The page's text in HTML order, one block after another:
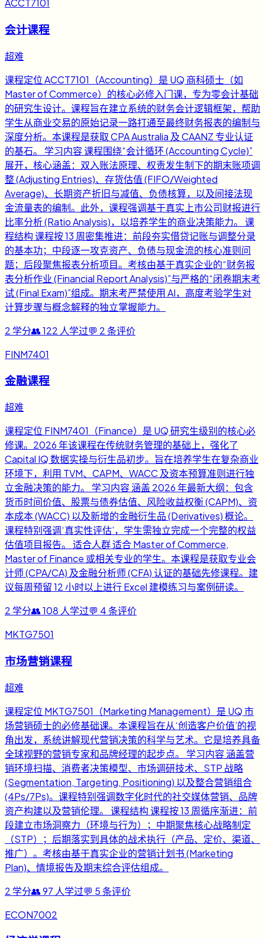
ACCT7101
会计课程
超难
课程定位 ACCT7101（Accounting）是 UQ 商科硕士（如
Master of Commerce）的核心必修入门课，专为零会计基础
的研究生设计。课程旨在建立系统的财务会计逻辑框架，帮助
学生从商业交易的原始记录一路打通至最终财务报表的编制与
深度分析。本课程是获取 CPA Australia 及 CAANZ 专业认证
的基石。 学习内容 课程围绕“会计循环 (Accounting Cycle)”
展开，核心涵盖：双入账法原理、权责发生制下的期末账项调
整 (Adjusting Entries)、存货估值 (FIFO/Weighted
Average)、长期资产折旧与减值、负债核算，以及间接法现
金流量表的编制。此外，课程强调基于真实上市公司财报进行
比率分析 (Ratio Analysis)，以培养学生的商业决策能力。 课
程结构 课程按 13 周密集推进：前段夯实借贷记账与调整分录
的基本功；中段逐一攻克资产、负债与现金流的核心准则问
题；后段聚焦报表分析项目。考核由基于真实企业的“财务报
表分析作业 (Financial Report Analysis)”与严格的“闭卷期末考
试 (Final Exam)”组成。期末考严禁使用 AI，高度考验学生对
计算步骤与概念解释的独立掌握能力。
2 学分👥122 人学过💬 2条评价
FINM7401
金融课程
超难
课程定位 FINM7401（Finance）是 UQ 研究生级别的核心必
修课。2026 年该课程在传统财务管理的基础上，强化了
Capital IQ 数据实操与衍生品初步。旨在培养学生在复杂商业
环境下，利用 TVM、CAPM、WACC 及资本预算准则进行独
立金融决策的能力。 学习内容 涵盖 2026 年最新大纲：包含
货币时间价值、股票与债券估值、风险收益权衡 (CAPM)、资
本成本 (WACC) 以及新增的金融衍生品 (Derivatives) 概论。
课程特别强调‘真实性评估’，学生需独立完成一个完整的权益
估值项目报告。 适合人群 适合 Master of Commerce,
Master of Finance 或相关专业的学生。本课程是获取专业会
计师 (CPA/CA) 及金融分析师 (CFA) 认证的基础先修课程。建
议每周预留 12 小时以上进行 Excel 建模练习与案例研读。
2 学分👥108 人学过💬 4条评价
MKTG7501
市场营销课程
超难
课程定位 MKTG7501（Marketing Management）是 UQ 市
场营销硕士的必修基础课。本课程旨在从‘创造客户价值’的视
角出发，系统讲解现代营销决策的科学与艺术。它是培养具备
全球视野的营销专家和品牌经理的起步点。 学习内容 涵盖营
销环境扫描、消费者决策模型、市场调研技术、STP 战略
(Segmentation, Targeting, Positioning) 以及整合营销组合
(4Ps/7Ps)。课程特别强调数字化时代的社交媒体营销、品牌
资产构建以及营销伦理。 课程结构 课程按 13 周循序渐进：前
段建立市场洞察力（环境与行为）；中期聚焦核心战略制定
（STP）；后期落实到具体的战术执行（产品、定价、渠道、
推广）。考核由基于真实企业的营销计划书 (Marketing
Plan)、情境报告及期末综合评估组成。
2 学分👥97 人学过💬 5条评价
ECON7002